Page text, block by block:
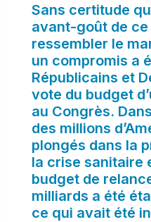
Sans certitude
avant-goût de
ressembler le
un compromis a
Républicains et
vote du budget
au Congrès.
des millions
plongés dans la
la crise sanitaire
budget de
milliards a été
ce qui avait été